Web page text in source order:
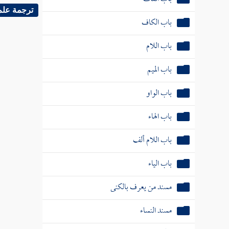
باب الكاف
باب اللام
باب الميم
باب الواو
باب الهاء
باب اللام ألف
باب الياء
مسند من يعرف بالكنى
مسند النساء
ترجمة